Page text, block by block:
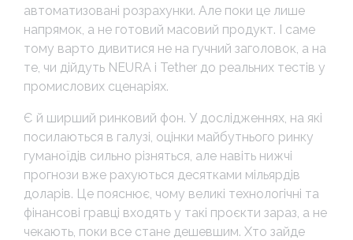
автоматизовані розрахунки. Але поки це лише
напрямок, а не готовий масовий продукт. І саме
тому варто дивитися не на гучний заголовок, а на
те, чи дійдуть NEURA і Tether до реальних тестів у
промислових сценаріях.
Є й ширший ринковий фон. У дослідженнях, на які
посилаються в галузі, оцінки майбутнього ринку
гуманоїдів сильно різняться, але навіть нижчі
прогнози вже рахуються десятками мільярдів
доларів. Це пояснює, чому великі технологічні та
фінансові гравці входять у такі проєкти зараз, а не
чекають, поки все стане дешевшим. Хто зайде